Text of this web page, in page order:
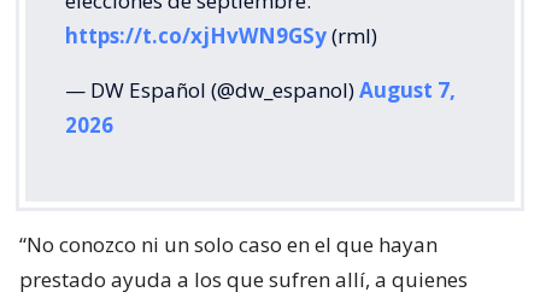
https://t.co/xjHvWN9GSy(rml)
— DW Español (@dw_espanol)August 7,
2026
“No conozco ni un solo caso en el que hayan
prestado ayuda a los que sufren allí, a quienes